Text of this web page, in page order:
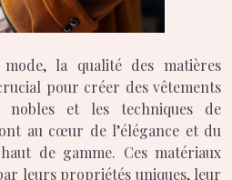
pour créer des vêtements
nobles et les techniques de
au cœur de l’élégance et du
de gamme. Ces matériaux
leurs propriétés uniques, leur